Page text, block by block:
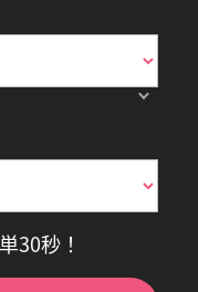
30秒！